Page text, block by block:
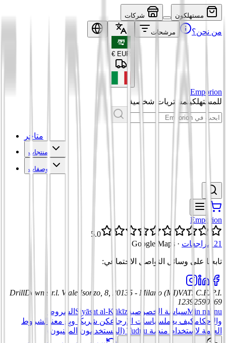
مستهلكون شركات
من نحن؟ مرشحات
EUR
€
Emporion
للمستهلكينمشتريات شخصية
متاجر
منتجات
وصفات
Emporion
5.0
21 مراجعات
·
Google Maps
تابعنا على وسائل التواصل الاجتماعي:
DrillDown s.r.l. Viale Isonzo, 8, 20135 - Milano (MI)VAT: C.F./P.I.
12392590969
Min nahnuسياسة الخصوصية Siyāsat al-Kūkīz الشروط
والأحكامكيف يعملسياسات الإرجاعكن شريكًا وبِع معنا
الشروط
العامة لاستخدام منصة Tuduu (المستخدمون المهنيون)